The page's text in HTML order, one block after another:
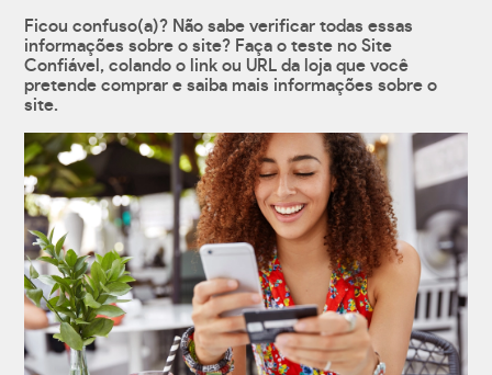
Ficou confuso(a)? Não sabe verificar todas essas
informações sobre o site? Faça o teste no Site
Confiável, colando o link ou URL da loja que você
pretende comprar e saiba mais informações sobre o
site.